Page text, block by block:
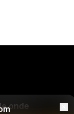
onde